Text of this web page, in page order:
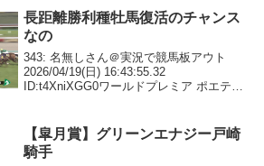
長距離勝利種牡馬復活のチャンス
なの
343: 名無しさん＠実況で競馬板アウト
2026/04/19(日) 16:43:55.32
ID:t4XniXGG0ワールドプレミア ポエティ
馬板アウト 2...
【皐月賞】グリーンエナジー戸崎
騎手